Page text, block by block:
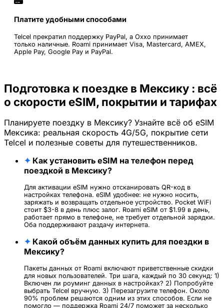
Платите удобными способами
Telcel прекратил поддержку PayPal, а Oxxo принимает
только наличные. Roami принимает Visa, Mastercard, AMEX,
Apple Pay, Google Pay и PayPal.
Подготовка к поездке в Мексику : всё
о скорости eSIM, покрытии и тарифах
Планируете поездку в Мексику? Узнайте всё об eSIM
Мексика: реальная скорость 4G/5G, покрытие сети
Telcel и полезные советы для путешественников.
✦ Как установить eSIM на телефон перед
поездкой в Мексику?
Для активации eSIM нужно отсканировать QR-код в
настройках телефона. eSIM удобнее: не нужно носить,
заряжать и возвращать отдельное устройство. Pocket WiFi
стоит $3-8 в день плюс залог. Roami eSIM от $1.99 в день,
работает прямо в телефоне, не требует отдельной зарядки.
Оба поддерживают раздачу интернета.
✦ Какой объём данных купить для поездки в
Мексику?
Пакеты данных от Roami включают приветственные скидки
для новых пользователей. Три шага, каждый по 30 секунд: 1)
Включен ли роуминг данных в настройках? 2) Попробуйте
выбрать Telcel вручную. 3) Перезагрузите телефон. Около
90% проблем решаются одним из этих способов. Если не
помогло — поддержка Roami 24/7 поможет за несколько